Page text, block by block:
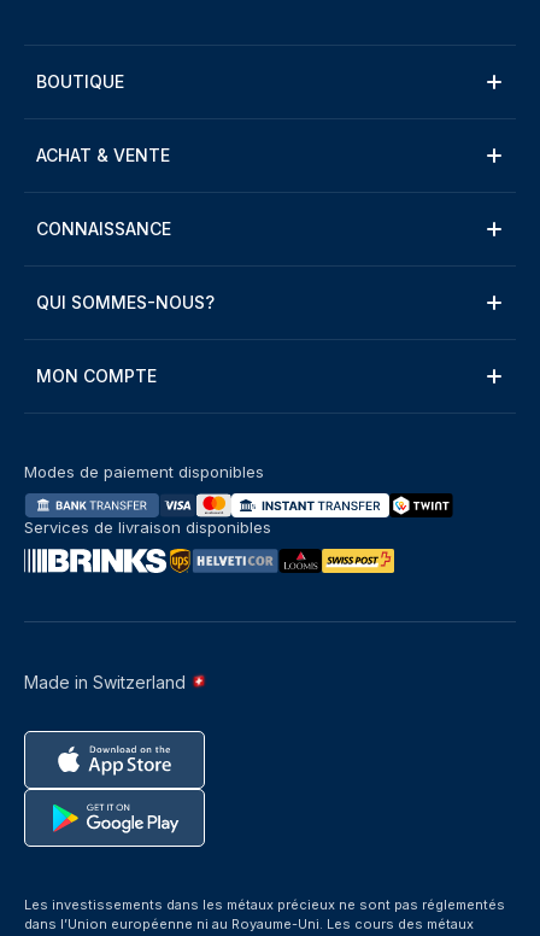
BOUTIQUE
ACHAT & VENTE
CONNAISSANCE
QUI SOMMES-NOUS?
MON COMPTE
Made in Switzerland
Modes de paiement disponibles
Services de livraison disponibles
Les investissements dans les métaux précieux ne sont pas réglementés
dans l’Union européenne ni au Royaume-Uni. Les cours des métaux